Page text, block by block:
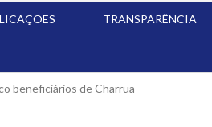
TRANSPARÊNCIA
beneficiários de Charrua